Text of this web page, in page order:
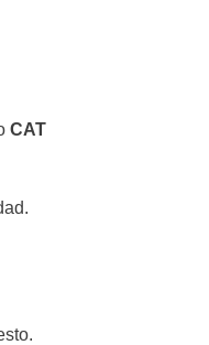
CAT